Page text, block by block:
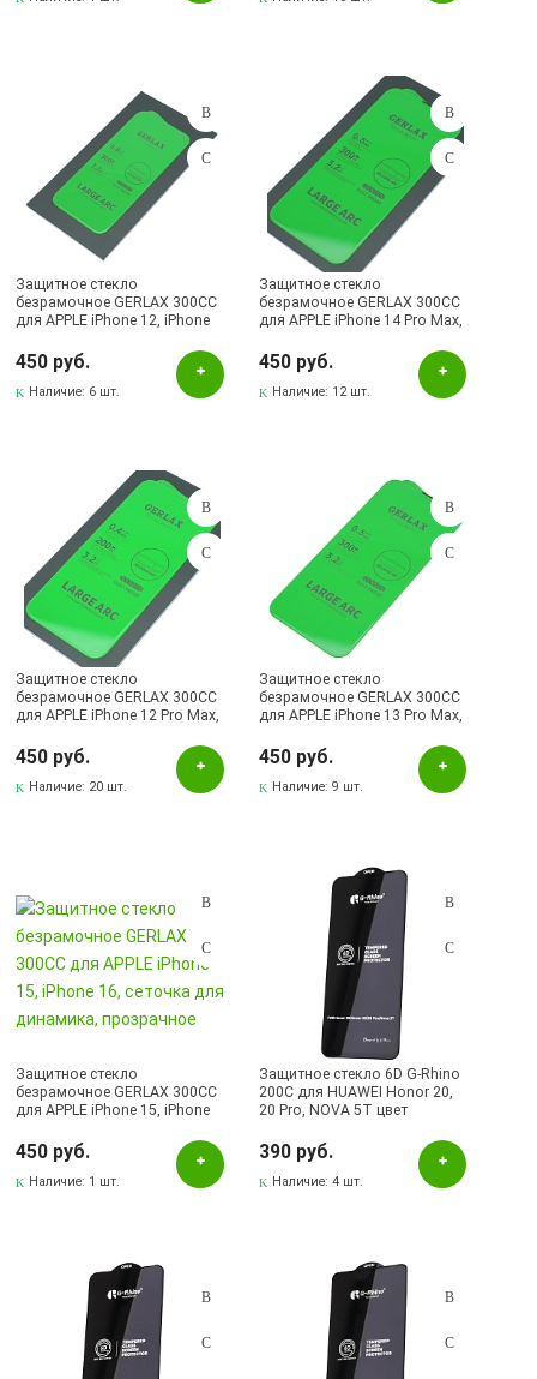
Защитное стекло
безрамочное GERLAX 300CC
для APPLE iPhone 12, iPhone
прозрачное
450 руб.
Наличие: 6 шт.
Защитное стекло
безрамочное GERLAX 300CC
для APPLE iPhone 14 Pro Max,
прозрачное
450 руб.
Наличие: 12 шт.
Защитное стекло
безрамочное GERLAX 300CC
для APPLE iPhone 12 Pro Max,
прозрачное
450 руб.
Наличие: 20 шт.
Защитное стекло
безрамочное GERLAX 300CC
для APPLE iPhone 13 Pro Max,
динамика, прозрачное
450 руб.
Наличие:9 шт.
Защитное стекло
безрамочное GERLAX 300CC
для APPLE iPhone 15, iPhone
прозрачное
450 руб.
Наличие: 1 шт.
Защитное стекло 6D G-Rhino
200C для HUAWEI Honor 20,
20 Pro, NOVA 5T цвет
390 руб.
Наличие:4 шт.